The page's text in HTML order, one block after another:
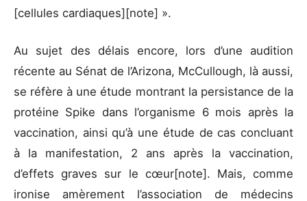
[cellules cardiaques][note] ».
Au sujet des délais encore, lors d’une audition
récente au Sénat de l’Arizona, McCullough, là aussi,
se réfère à une étude montrant la persistance de la
protéine Spike dans l’organisme 6 mois après la
vaccination, ainsi qu’à une étude de cas concluant
à la manifestation, 2 ans après la vaccination,
d’effets graves sur le cœur[note]. Mais, comme
ironise amèrement l’association de médecins